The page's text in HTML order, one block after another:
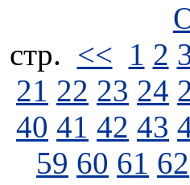
стp. << 1 2
21 22 23 24
40 41 42 43
59 60 61 62